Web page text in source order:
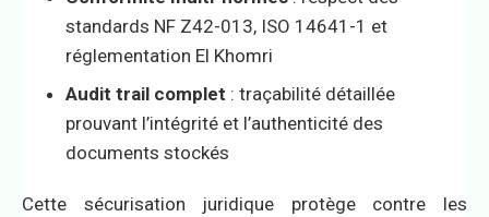
standards NF Z42-013, ISO 14641-1 et
réglementation El Khomri
Audit trail complet : traçabilité détaillée
prouvant l’intégrité et l’authenticité des
documents stockés
Cette sécurisation juridique protège contre les